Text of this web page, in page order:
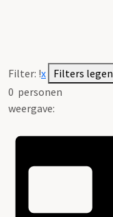
Filter: !x Filters legen
0 personen
weergave: